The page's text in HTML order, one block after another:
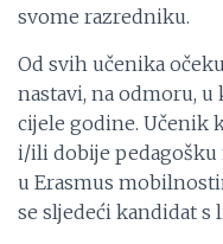
svome razredniku.
Od svih učenika
nastavi, na odmoru,
cijele godine. Učenik
i/ili dobije pedagošku
u Erasmus
se sljedeći kandidat s